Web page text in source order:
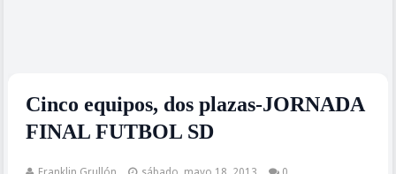
Cinco equipos, dos plazas-JORNADA
FINAL FUTBOL SD